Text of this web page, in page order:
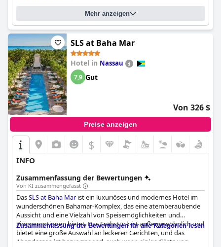
Mehr anzeigen
SLS at Baha Mar
Hotel in Nassau
7,9 Gut
Von 326 $
Preise anzeigen
$
INFO
Zusammenfassung der Bewertungen
Von KI zusammengefasst
DasSLS at Baha Marist ein luxuriöses und modernes Hotel im
wunderschönen Bahamar-Komplex, das eine atemberaubende
Aussicht und eine Vielzahl von Speisemöglichkeiten und
Zimmeroptionen bietet. Das Frühstück ist außergewöhnlich und
bietet eine große Auswahl an leckeren Gerichten, und das
Abendessen ist hervorragend, auch wenn einige Gäste von
Zusammenfassung der Bewertungen für alle Kategorien lesen